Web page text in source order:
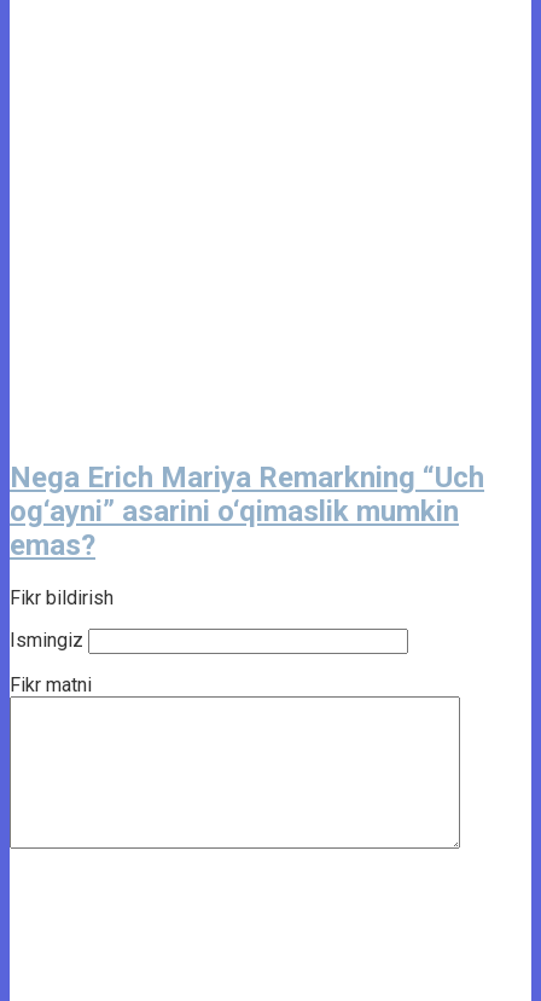
Nega Erich Mariya Remarkning “Uch
og‘ayni” asarini o‘qimaslik mumkin
emas?
Fikr bildirish
Ismingiz
Fikr matni